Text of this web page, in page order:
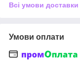
Всі умови доставки
Умови оплати